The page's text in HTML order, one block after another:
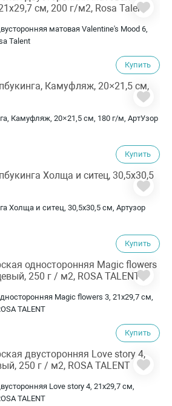
матовая Valentine's Mood 6,
Talent
Купить
Камуфляж, 20×21,5 см, 180 г/м, АртУзор
Купить
Холща и ситец, 30,5х30,5 см, Артузор
Купить
Magic flowers 3, 21х29,7 см,
TALENT
Купить
Love story 4, 21х29,7 см,
TALENT